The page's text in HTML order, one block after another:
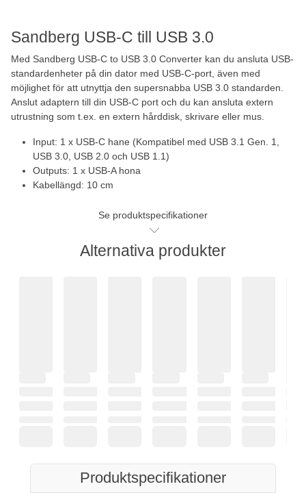
Sandberg USB-C till USB 3.0
Med Sandberg USB-C to USB 3.0 Converter kan du ansluta USB-
standardenheter på din dator med USB-C-port, även med
möjlighet för att utnyttja den supersnabba USB 3.0 standarden.
Anslut adaptern till din USB-C port och du kan ansluta extern
utrustning som t.ex. en extern hårddisk, skrivare eller mus.
Input: 1 x USB-C hane (Kompatibel med USB 3.1 Gen. 1,
USB 3.0, USB 2.0 och USB 1.1)
Outputs: 1 x USB-A hona
Kabellängd: 10 cm
Se produktspecifikationer
Alternativa produkter
Produktspecifikationer